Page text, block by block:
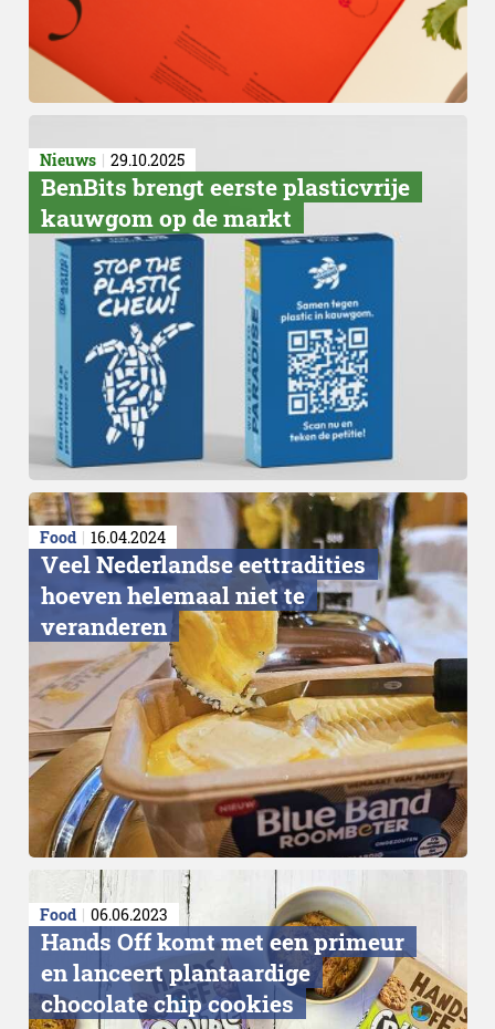
Nieuws 29.10.2025
BenBits brengt eerste plasticvrije
kauwgom op de markt
Food 16.04.2024
Veel Nederlandse eettradities
hoeven helemaal niet te
veranderen
Food 06.06.2023
Hands Off komt met een primeur
en lanceert plantaardige
chocolate chip cookies